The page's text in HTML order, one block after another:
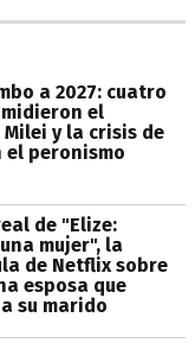
a 2027: cuatro
el
y la crisis de
el peronismo
de "Elize:
mujer", la
de Netflix sobre
esposa que
su marido